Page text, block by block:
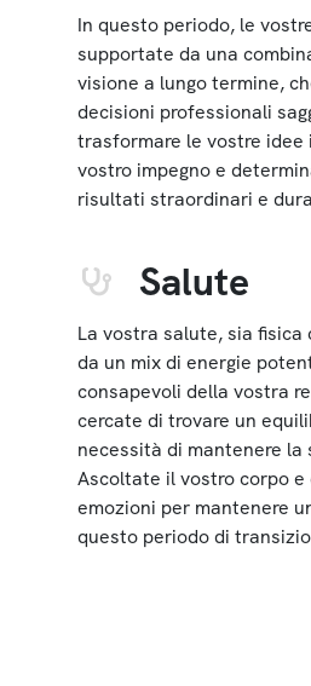
In questo periodo, le
supportate da una
visione a lungo termine,
decisioni professionali
trasformare le vostre idee
vostro impegno e
risultati straordinari e
Salute
La vostra salute, sia
da un mix di energie
consapevoli della vostra
cercate di trovare un
necessità di mantenere
Ascoltate il vostro corpo
emozioni per mantenere
questo periodo di